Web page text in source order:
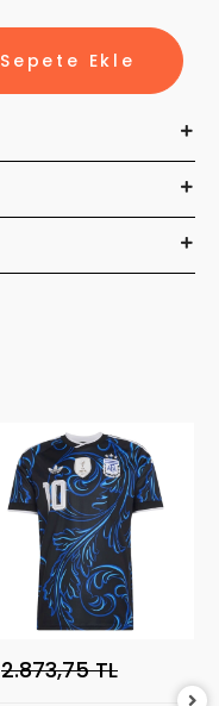
Sepete Ekle
2.873,75 TL